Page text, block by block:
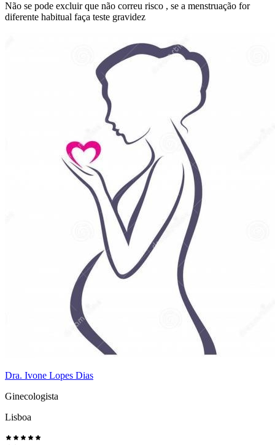
Não se pode excluir que não correu risco , se a menstruação for
diferente habitual faça teste gravidez
Dra. Ivone Lopes Dias
Ginecologista
Lisboa